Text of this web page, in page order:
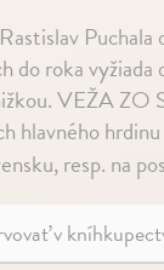
do roka
VEŽA ZO
hlavného
resp. na
v